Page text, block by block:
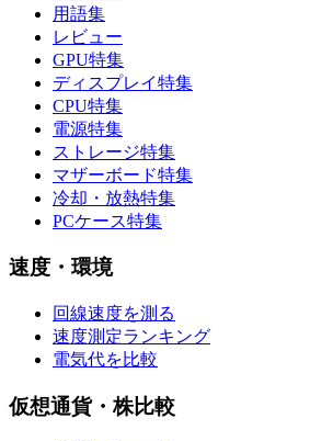
用語集
レビュー
GPU特集
ディスプレイ特集
CPU特集
電源特集
ストレージ特集
マザーボード特集
冷却・放熱特集
PCケース特集
速度・環境
回線速度を測る
速度測定ランキング
電気代を比較
仮想通貨・株比較